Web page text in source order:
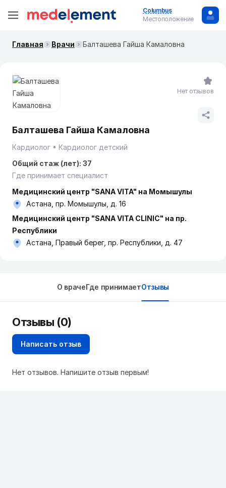
Columbus
Местоположение
Главная Врачи Балташева Гайша Камаловна
Балташева Гайша Камаловна
Кардиолог
Кардиолог детский
Общий стаж (лет): 37
Где принимает специалист
Медицинский центр "SANA VITA" на Момышулы
Астана, пр. Момышулы, д. 16
Медицинский центр "SANA VITA CLINIC" на пр.
Республики
Астана, Правый берег, пр. Республики, д. 47
Нет отзывов
О врачеГде принимаетОтзывы
Отзывы (0)
Написать отзыв
Нет отзывов. Напишите отзыв первым!